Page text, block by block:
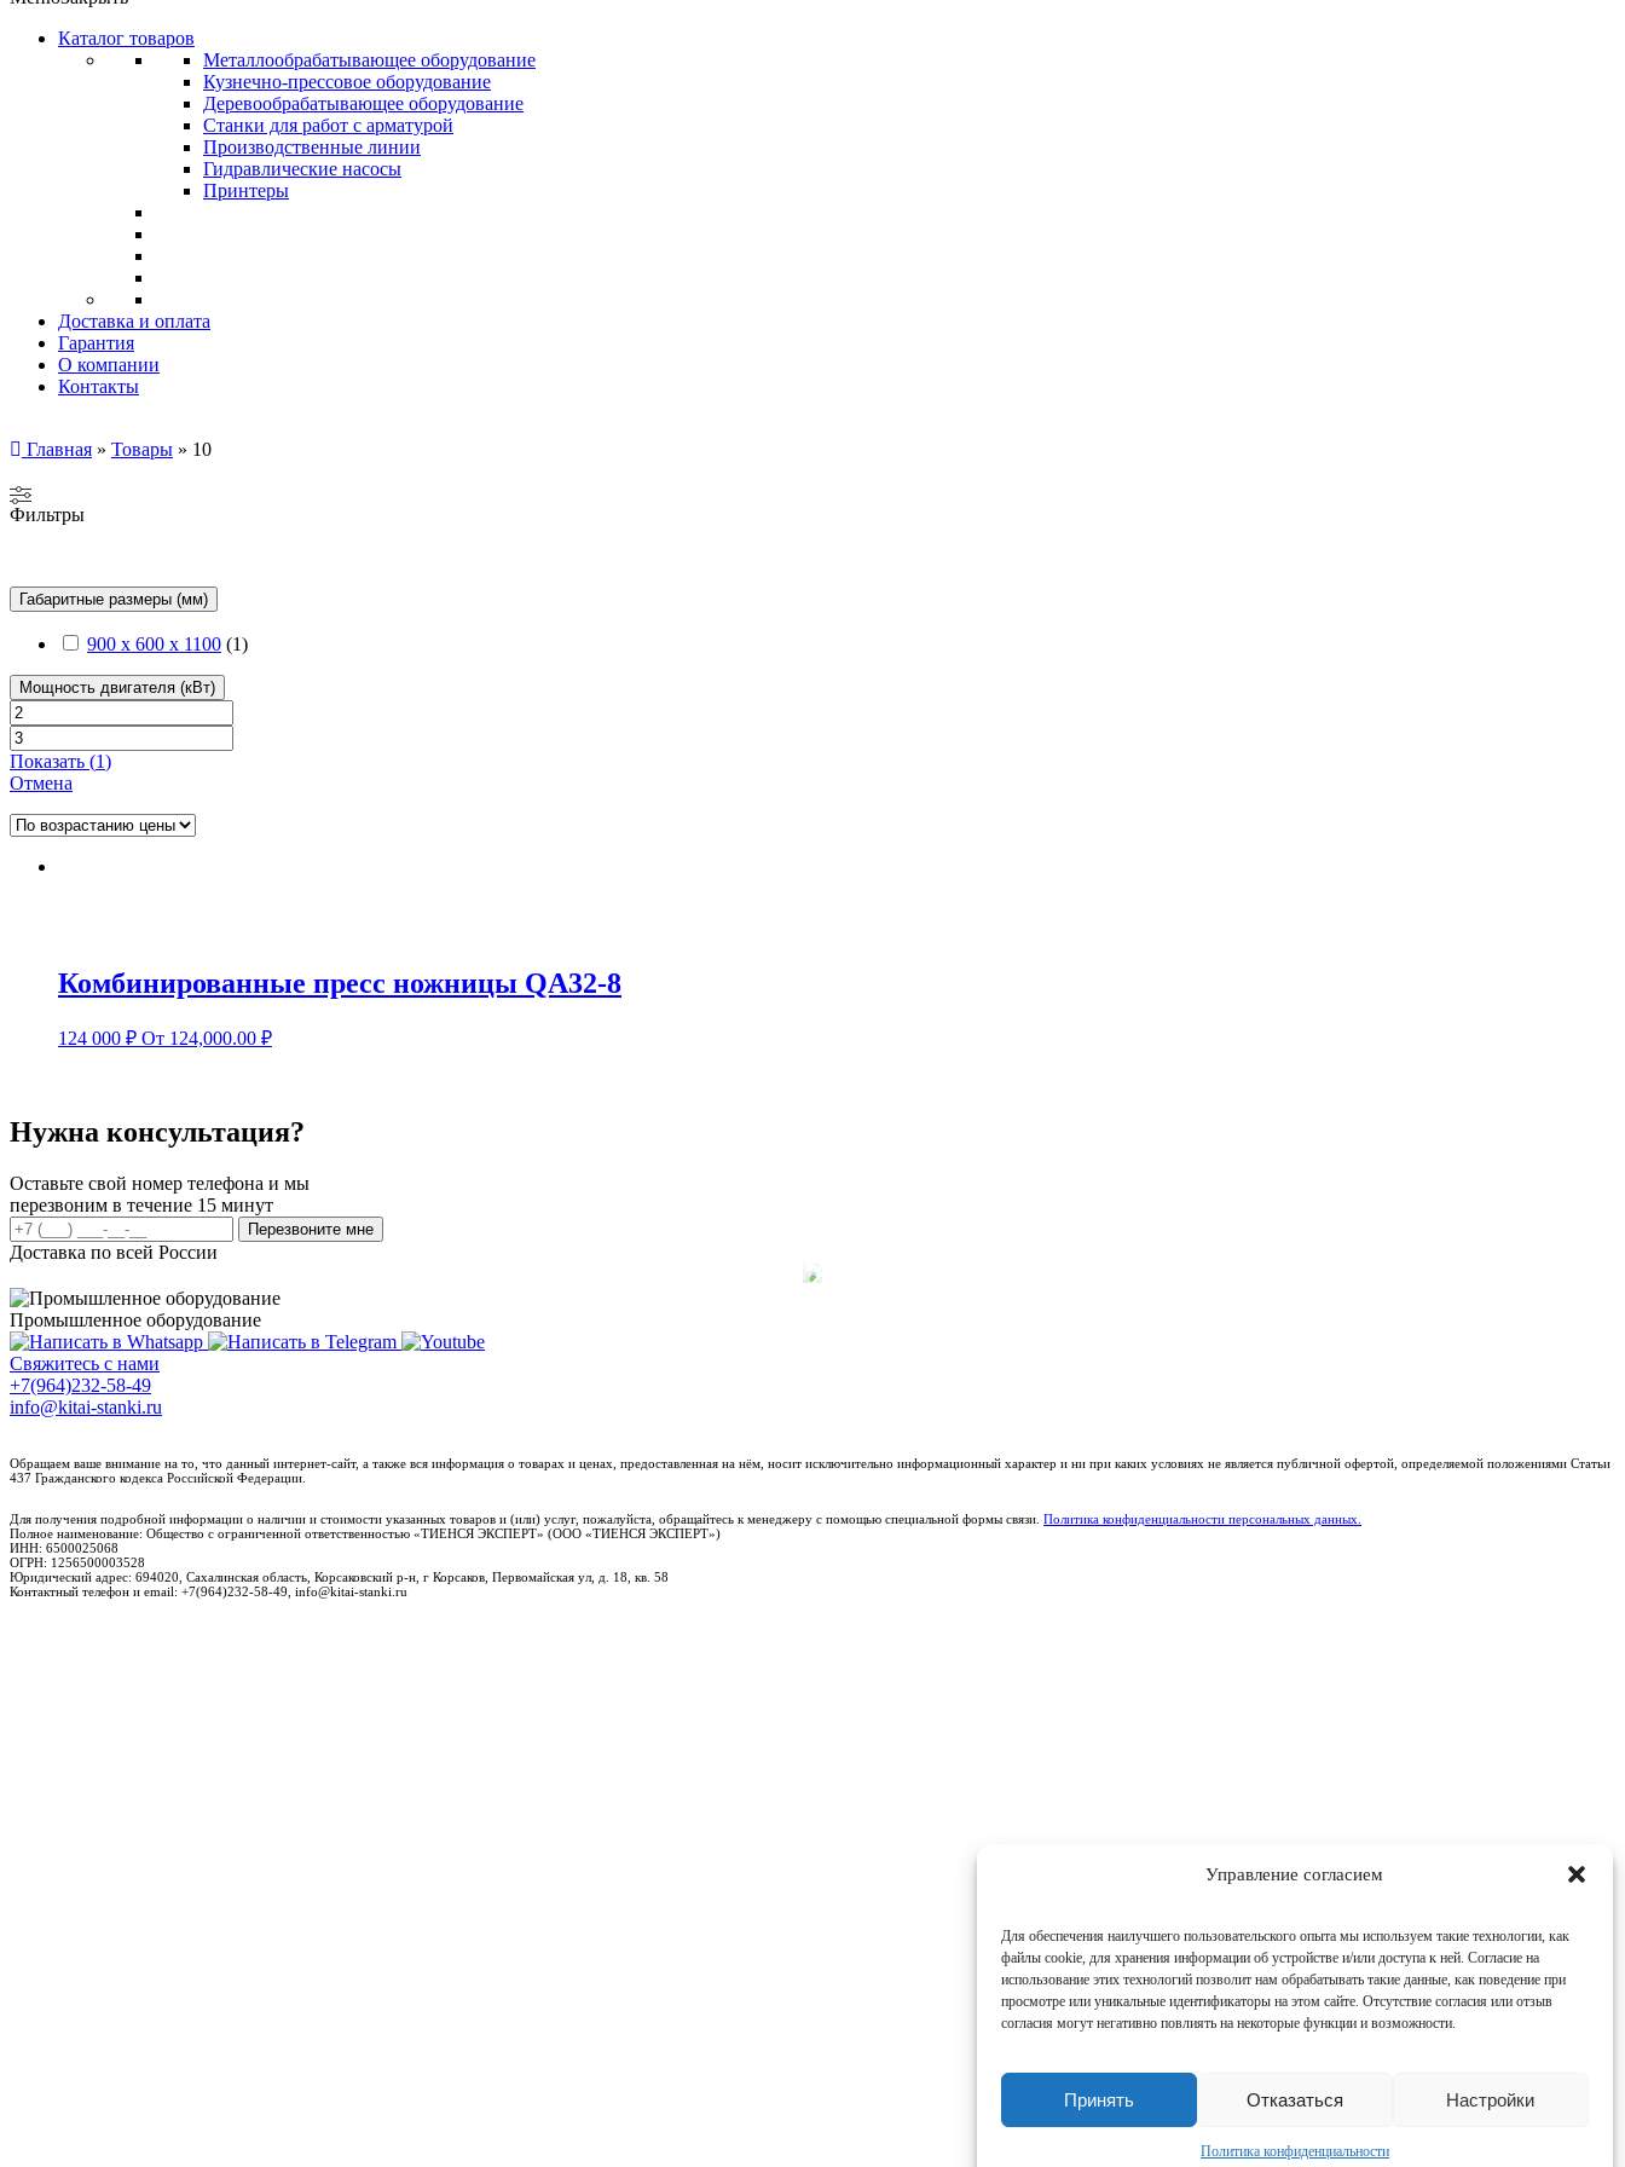
Управление согласием
Для обеспечения наилучшего пользовательского опыта мы используем такие технологии, как
файлы cookie, для хранения информации об устройстве и/или доступа к ней. Согласие на
использование этих технологий позволит нам обрабатывать такие данные, как поведение при
просмотре или уникальные идентификаторы на этом сайте. Отсутствие согласия или отзыв
согласия могут негативно повлиять на некоторые функции и возможности.
Принять Отказаться Настройки
Политика конфиденциальности
Каталог товаров
Металлообрабатывающее оборудование
Кузнечно-прессовое оборудование
Деревообрабатывающее оборудование
Станки для работ с арматурой
Производственные линии
Гидравлические насосы
Принтеры
Доставка и оплата
Гарантия
О компании
Контакты
Главная » Товары » 10
Фильтры
Габаритные размеры (мм)
900 х 600 х 1100 (1)
Мощность двигателя (кВт)
Показать (1)
Отмена
Комбинированные пресс ножницы QA32-8
124 000 ₽ От 124,000.00 ₽
Нужна консультация?
Оставьте свой номер телефона и мы
перезвоним в течение 15 минут
Перезвоните мне
Доставка по всей России
Промышленное оборудование
Свяжитесь с нами
+7(964)232-58-49
info@kitai-stanki.ru
Обращаем ваше внимание на то, что данный интернет-сайт, а также вся информация о товарах и ценах, предоставленная на нём, носит исключительно информационный характер и ни при каких условиях не является публичной офертой, определяемой положениями Статьи
437 Гражданского кодекса Российской Федерации.
Для получения подробной информации о наличии и стоимости указанных товаров и (или) услуг, пожалуйста, обращайтесь к менеджеру с помощью специальной формы связи. Политика конфиденциальности персональных данных.
Полное наименование: Общество с ограниченной ответственностью «ТИЕНСЯ ЭКСПЕРТ» (ООО «ТИЕНСЯ ЭКСПЕРТ»)
ИНН: 6500025068
ОГРН: 1256500003528
Юридический адрес: 694020, Сахалинская область, Корсаковский р-н, г Корсаков, Первомайская ул, д. 18, кв. 58
Контактный телефон и email: +7(964)232-58-49, info@kitai-stanki.ru